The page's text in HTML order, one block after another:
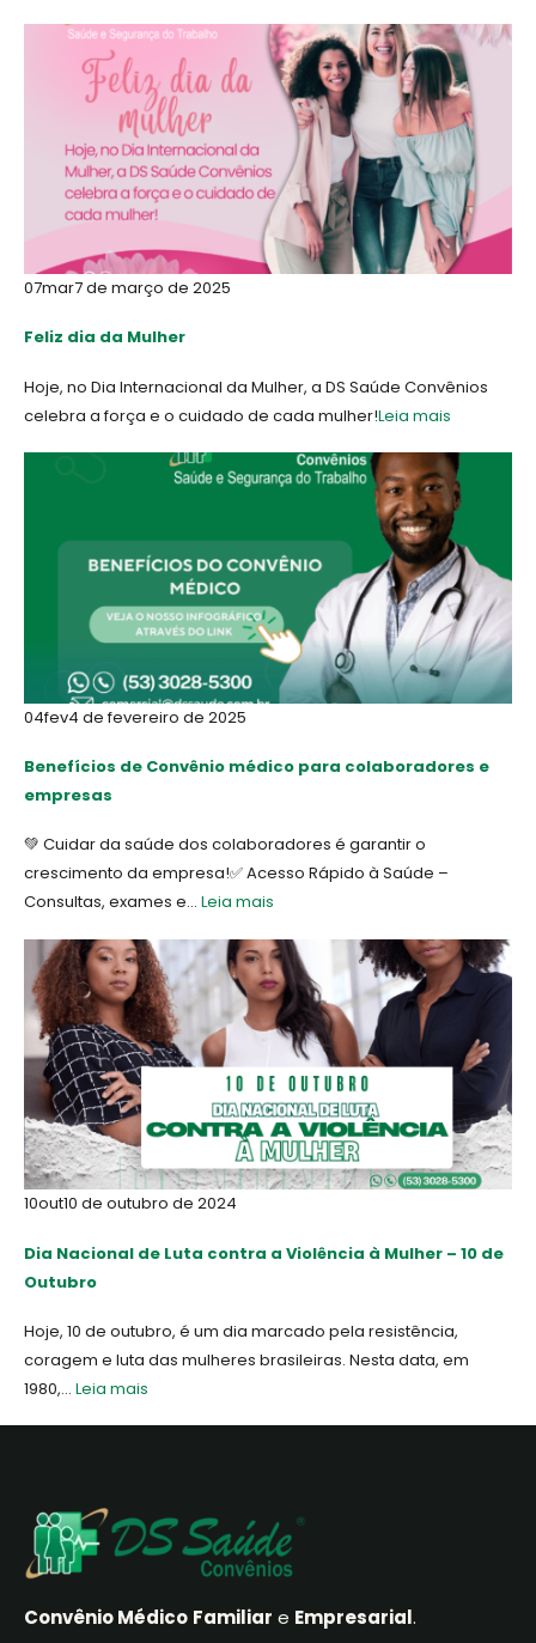
07mar7 de março de 2025
Feliz dia da Mulher
Hoje, no Dia Internacional da Mulher, a DS Saúde Convênios
celebra a força e o cuidado de cada mulher!Leia mais
04fev4 de fevereiro de 2025
Benefícios de Convênio médico para colaboradores e
empresas
💚 Cuidar da saúde dos colaboradores é garantir o
crescimento da empresa!✅ Acesso Rápido à Saúde –
Consultas, exames e... Leia mais
10out10 de outubro de 2024
Dia Nacional de Luta contra a Violência à Mulher – 10 de
Outubro
Hoje, 10 de outubro, é um dia marcado pela resistência,
coragem e luta das mulheres brasileiras. Nesta data, em
1980,... Leia mais
Convênio Médico Familiar e Empresarial.